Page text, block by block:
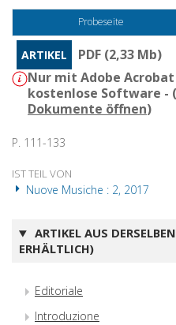
Probeseite
ARTIKEL
PDF (2,33 Mb)
Nur mit Adobe
kostenlose Software - (
Dokumente öffnen)
P. 111-133
IST TEIL VON
Nuove Musiche : 2, 2017
ARTIKEL AUS
ERHÄLTLICH)
Editoriale
Introduzione